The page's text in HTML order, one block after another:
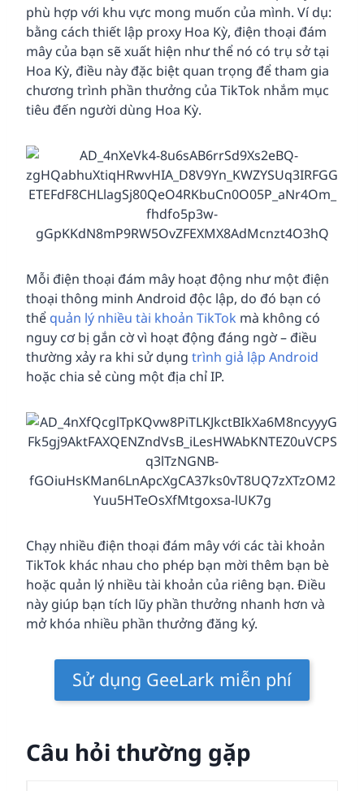
phù hợp với khu vực mong muốn của mình. Ví dụ:
bằng cách thiết lập proxy Hoa Kỳ, điện thoại đám
mây của bạn sẽ xuất hiện như thể nó có trụ sở tại
Hoa Kỳ, điều này đặc biệt quan trọng để tham gia
chương trình phần thưởng của TikTok nhắm mục
tiêu đến người dùng Hoa Kỳ.
Mỗi điện thoại đám mây hoạt động như một điện
thoại thông minh Android độc lập, do đó bạn có
thể quản lý nhiều tài khoản TikTok mà không có
nguy cơ bị gắn cờ vì hoạt động đáng ngờ – điều
thường xảy ra khi sử dụng trình giả lập Android
hoặc chia sẻ cùng một địa chỉ IP.
Chạy nhiều điện thoại đám mây với các tài khoản
TikTok khác nhau cho phép bạn mời thêm bạn bè
hoặc quản lý nhiều tài khoản của riêng bạn. Điều
này giúp bạn tích lũy phần thưởng nhanh hơn và
mở khóa nhiều phần thưởng đăng ký.
Sử dụng GeeLark miễn phí
Câu hỏi thường gặp